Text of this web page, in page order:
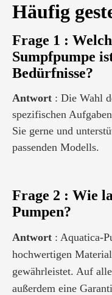
Häufig
Frage 1 :
Sumpfpumpe
Bedürfnisse?
Antwort : Die Wahl
spezifischen
Sie gerne und
passenden Modells.
Frage 2 : Wie
Pumpen?
Antwort : Aquatica-
hochwertigen
gewährleistet. Auf
außerdem eine